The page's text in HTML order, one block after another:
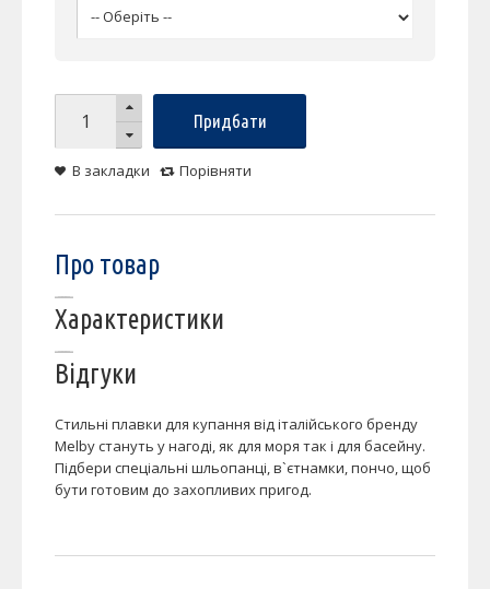
Придбати
В закладки Порівняти
Про товар
Характеристики
Відгуки
Стильні плавки для купання від італійського бренду
Melby стануть у нагоді, як для моря так і для басейну.
Підбери спеціальні шльопанці, в`єтнамки, пончо, щоб
бути готовим до захопливих пригод.